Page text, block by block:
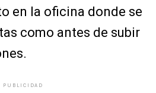
en la oficina donde se
como antes de subir
PUBLICIDAD